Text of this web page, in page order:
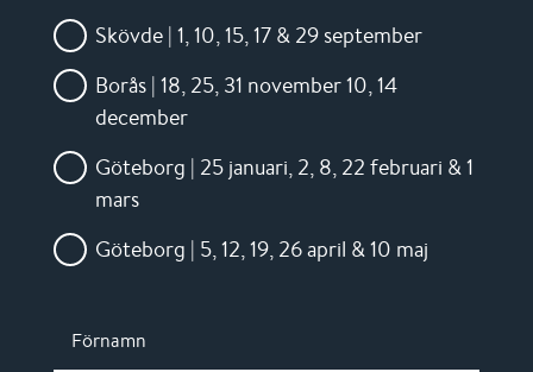
Skövde | 1, 10, 15, 17 & 29 september
Borås | 18, 25, 31 november 10, 14
december
Göteborg | 25 januari, 2, 8, 22 februari & 1
mars
Göteborg | 5, 12, 19, 26 april & 10 maj
Förnamn